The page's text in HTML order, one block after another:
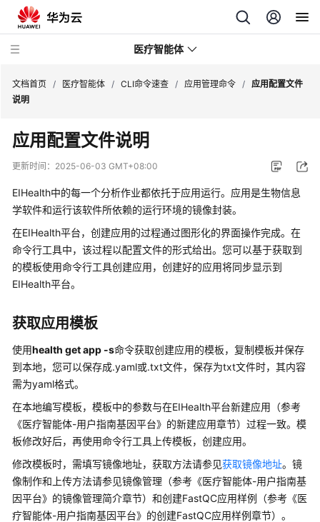
医疗智能体
新
动
服
公
告
产
介
快
速
入
门
用
户
指
南
文档首页 / 医疗智能体 / CLI命令速查 / 应用管理命令 / 应用配置文件
说明
应用配置文件说明
更新时间： 2025-06-03 GMT+08:00
EIHealth中的每一个分析作业都依托于应用运行。应用是生物信息
学软件和运行该软件所依赖的运行环境的镜像封装。
在EIHealth平台，创建应用的过程通过图形化的界面操作完成。在
命令行工具中，该过程以配置文件的形式给出。您可以基于获取到
的模板使用命令行工具创建应用，创建好的应用将同步显示到
EIHealth平台。
获取应用模板
使用health get app -s命令获取创建应用的模板，复制模板并保存
到本地，您可以保存成.yaml或.txt文件，保存为txt文件时，其内容
需为yaml格式。
在本地编写模板，模板中的参数与在EIHealth平台新建应用 （参考
《医疗智能体-用户指南基因平台》的新建应用章节） 过程一致。模
板修改好后，再使用命令行工具上传模板，创建应用。
修改模板时，需填写镜像地址，获取方法请参见获取镜像地址。镜
像制作和上传方法请参见镜像管理 （参考《医疗智能体-用户指南基
因平台》的镜像管理简介章节） 和创建FastQC应用样例（参考《医
疗智能体-用户指南基因平台》的创建FastQC应用样例章节） 。